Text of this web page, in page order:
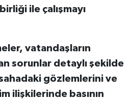
ile çalışmayı
vatandaşların
sorunlar detaylı şekilde
gözlemlerini ve
ilişkilerinde basının